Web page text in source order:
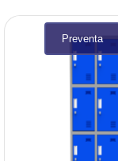
Preventa